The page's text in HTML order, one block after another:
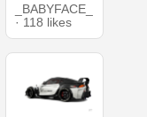
_BABYFACE_
· 118 likes